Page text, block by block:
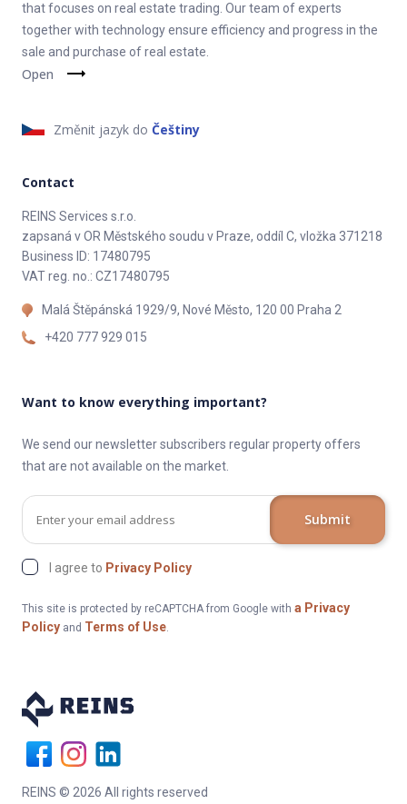
that focuses on real estate trading. Our team of experts
together with technology ensure efficiency and progress in the
sale and purchase of real estate.
Open
Změnit jazyk do Češtiny
Contact
REINS Services s.r.o.
zapsaná v OR Městského soudu v Praze, oddíl C, vložka 371218
Business ID: 17480795
VAT reg. no.: CZ17480795
Malá Štěpánská 1929/9, Nové Město, 120 00 Praha 2
+420 777 929 015
Want to know everything important?
We send our newsletter subscribers regular property offers
that are not available on the market.
Submit
I agree to Privacy Policy
This site is protected by reCAPTCHA from Google with a Privacy
Policy and Terms of Use.
REINS © 2026 All rights reserved